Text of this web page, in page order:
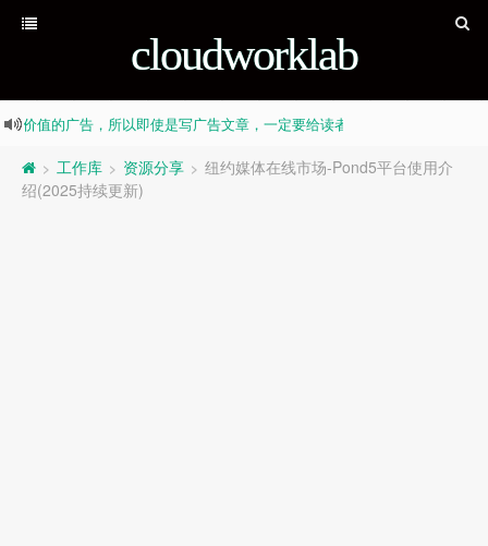
cloudworklab
有价值的广告，所以即使是写广告文章，一定要给读者带来价值 其
Stand Alone Complex
truth is also truth Fake-news is also news, Half-truth
> 工作库 > 资源分享 > 纽约媒体在线市场-Pond5平台使用介
绍(2025持续更新)